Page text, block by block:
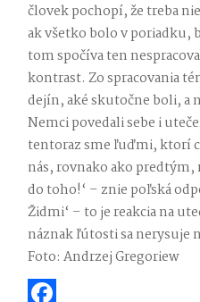
človek pochopí, že treba
ak všetko bolo v poriadku,
tom spočíva ten
kontrast. Zo spracovania
dejín, aké skutočne boli, a
Nemci povedali sebe i
tentoraz sme ľuďmi, ktorí
nás, rovnako ako
do toho!‘ – znie poľská
Židmi‘ – to je reakcia na
náznak ľútosti sa nerysuje
Foto: Andrzej Gregoriew